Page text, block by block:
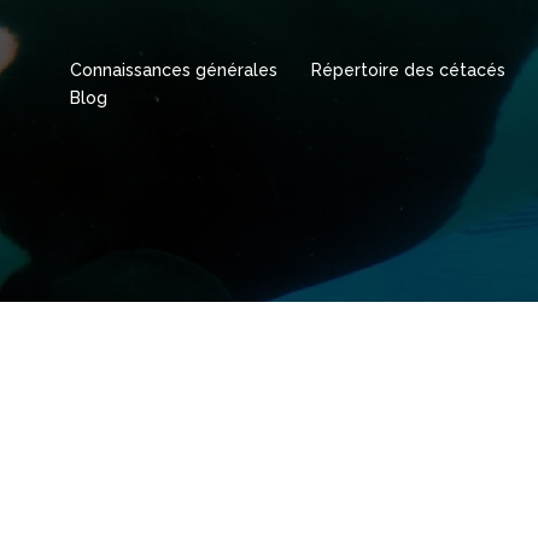
Connaissances générales Répertoire des cétacés
Blog